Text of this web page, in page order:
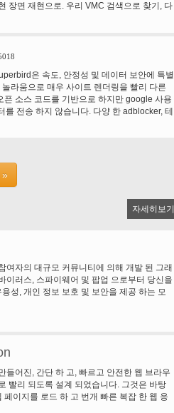
장면 재현으로. 우리 VMC 검색으로 찾기, 다
니다의 3 개의 층 충분히 적합 하지 않다. 더
러, 구글 크롬 처럼 우리는 6 명의 미리 설정
우미와 VMC 탐색기. 만들 수 있으며 원하는
니다. "직장에서 찾아보기", "집에서 검색",
는 만큼 탐색기 프로젝트를 호스팅할 수 있습
으로 연 것 같은 모습을 재현 하는 경우 웹
다. 그래서 컴퓨터를 켜고 소프트웨어를 시
피 한 잔. 웹을 검색 하는 것이 우아한 방법
동으로 찾을, 다운로드 및 웹 페이지에서 미
금 Weebly 및 구글 드라이브를 지원합니다.
은 속도, 안정성 및 데이터 보안에 특별
라움으로 매우 사이트 렌더링을 빨리 다른
픈 소스 코드를 기반으로 하지만 google 사용
를 전송 하지 않습니다. 다양 한 adblocker, 테
»
자세히보기
여자의 대규모 커뮤니티에 의해 개발 된 그래
이러스, 스파이웨어 및 팝업 으로부터 당신을
성, 개인 정보 보호 및 보안을 제공 하는 모
들어진, 간단 하 고, 빠르고 안전한 웹 브라우
빨리 되도록 설계 되었습니다. 그것은 바탕
이지를 로드 하 고 번개 빠른 복잡 한 웹 응